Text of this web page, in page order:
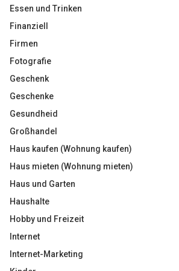
Essen und Trinken
Finanziell
Firmen
Fotografie
Geschenk
Geschenke
Gesundheid
Großhandel
Haus kaufen (Wohnung kaufen)
Haus mieten (Wohnung mieten)
Haus und Garten
Haushalte
Hobby und Freizeit
Internet
Internet-Marketing